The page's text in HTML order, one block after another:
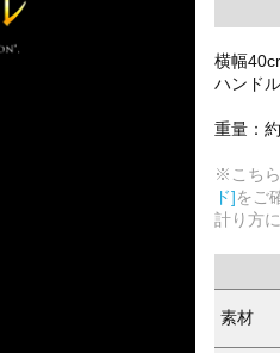
横幅
ハンド
重量：
※こち
ド]をご
計り方
素材